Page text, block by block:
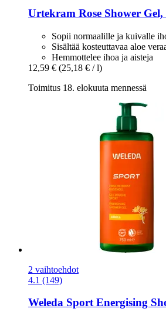
Urtekram Rose Shower
Sopii normaalille ja kuivalle
Sisältää kosteuttavaa aloe
Hemmottelee ihoa ja aisteja
12,59 € (25,18 € / l)
Toimitus 18. elokuuta mennessä
2 vaihtoehdot
4.1 (149)
Weleda Sport Energising